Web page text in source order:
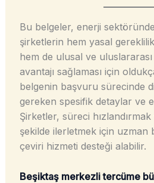
Bu belgeler, enerji
şirketlerin hem yasal
hem de ulusal ve
avantajı sağlaması için
belgenin başvuru sürecinde
gereken spesifik detaylar ve
Şirketler, süreci
şekilde ilerletmek için uzman
çeviri hizmeti desteği alabilir.
Beşiktaş merkezli tercüme